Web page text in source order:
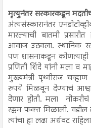
मृत्युनंतर सरकारकडून
अंत्यसंस्कारानंतर
मारल्याची बातमी
आवाज उठवला. स्थानिक
पण शासनाकडून कोणत्याही
प्रणिती शिंदे यांनी मला व
मुख्यमंत्री पृथ्वीराज
रुपये मिळवून देण्याचं
देणार होती. मला
रक्कम फक्त मिळाली. वडील
त्यांचा हा लढा अर्धवट